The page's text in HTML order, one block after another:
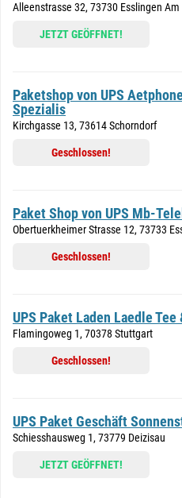
Alleenstrasse 32, 73730 Esslingen Am
JETZT GEÖFFNET!
Paketshop von UPS
Spezialis
Kirchgasse 13, 73614 Schorndorf
Geschlossen!
Paket Shop von UPS Mb-
Obertuerkheimer Strasse 12, 73733
Geschlossen!
UPS Paket Laden Laedle Tee
Flamingoweg 1, 70378 Stuttgart
Geschlossen!
UPS Paket Geschäft
Schiesshausweg 1, 73779 Deizisau
JETZT GEÖFFNET!